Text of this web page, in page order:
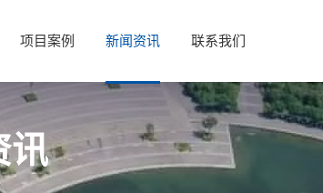
项目案例 新闻资讯 联系我们
讯